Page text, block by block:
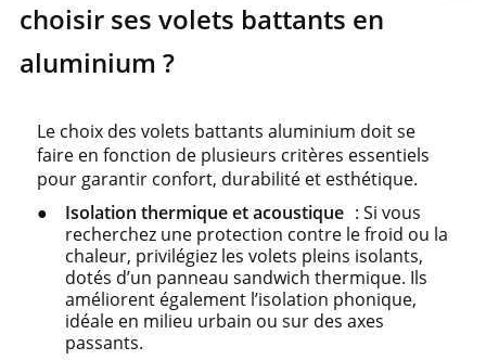
choisir ses volets battants en
aluminium ?
Le choix des volets battants aluminium doit se
faire en fonction de plusieurs critères essentiels
pour garantir confort, durabilité et esthétique.
Isolation thermique et acoustique : Si vous
recherchez une protection contre le froid ou la
chaleur, privilégiez les volets pleins isolants,
dotés d’un panneau sandwich thermique. Ils
améliorent également l’isolation phonique,
idéale en milieu urbain ou sur des axes
passants.